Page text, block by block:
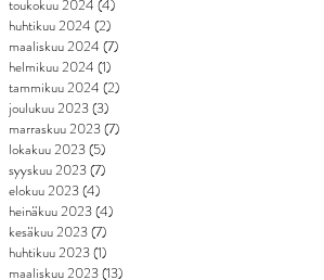
toukokuu 2024 (4)
huhtikuu 2024 (2)
maaliskuu 2024 (7)
helmikuu 2024 (1)
tammikuu 2024 (2)
joulukuu 2023(3)
marraskuu 2023(7)
lokakuu 2023(5)
syyskuu 2023(7)
elokuu 2023(4)
heinäkuu 2023(4)
kesäkuu 2023(7)
huhtikuu 2023(1)
maaliskuu 2023(13)